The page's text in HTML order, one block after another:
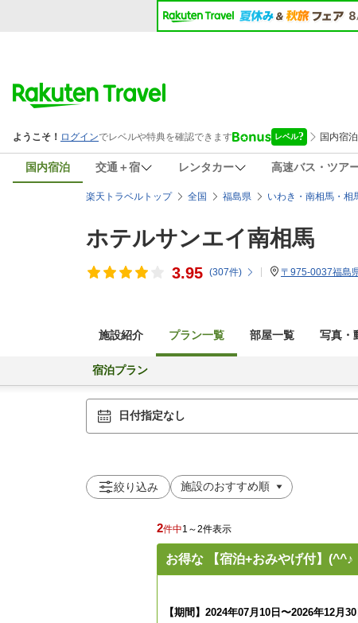
国内宿泊 交通＋宿 レンタカー 高速バス・ツア
楽天トラベルトップ 全国 福島県 いわき・南相馬・相
ホテルサンエイ南相馬
3.95 (307件) 〒975-0037福島
施設紹介 プラン一覧 部屋一覧 写真・
宿泊プラン
日付指定なし
絞り込み
2件中1～2件表示
お得な 【宿泊+おみやげ付】
【期間】2024年07月10日〜2026年12月30